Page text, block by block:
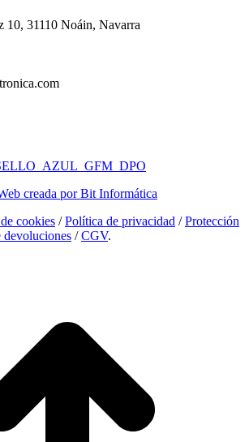
10, 31110 Noáin, Navarra
creada por Bit Informática
cookies /Política de privacidad /Protección
devoluciones /CGV.